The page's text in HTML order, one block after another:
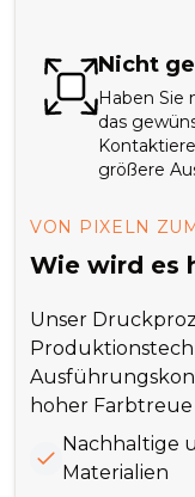
Nicht
Haben Sie
das
größere
VON PIXELN
Wie wird es
Unser
hoher
Nachhaltige
Materialien